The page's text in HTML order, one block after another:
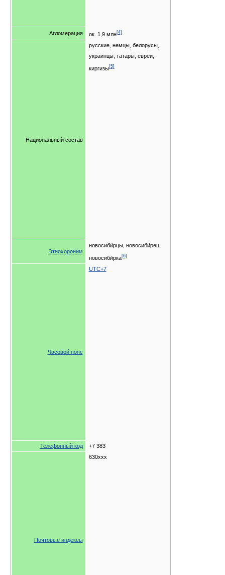
Агломерация ок. 1,9 млн[4]
Национальный состав
русские, немцы, белорусы,
украинцы, татары, евреи,
киргизы[5]
Этнохороним
новосиби́рцы, новосиби́рец,
новосиби́рка[6]
Часовой пояс
UTC+7
Телефонный код +7 383
Почтовые индексы
630xxx